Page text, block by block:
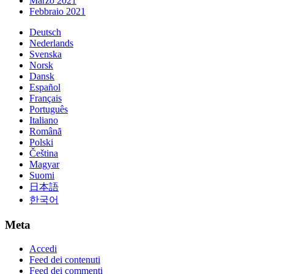
Febbraio 2021
Deutsch
Nederlands
Svenska
Norsk
Dansk
Español
Français
Português
Italiano
Română
Polski
Čeština
Magyar
Suomi
日本語
한국어
Meta
Accedi
Feed dei contenuti
Feed dei commenti